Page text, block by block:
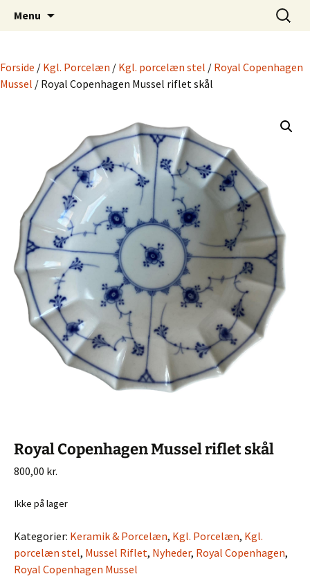
Retro-Shoppen.DK
Dansk Design fra 1940 til 1980
Menu
Søg
efter:
Forside / Kgl. Porcelæn / Kgl. porcelæn stel / Royal Copenhagen
Mussel / Royal Copenhagen Mussel riflet skål
Royal Copenhagen Mussel riflet skål
800,00 kr.
Ikke på lager
Kategorier: Keramik & Porcelæn, Kgl. Porcelæn, Kgl.
porcelæn stel, Mussel Riflet, Nyheder, Royal Copenhagen,
Royal Copenhagen Mussel